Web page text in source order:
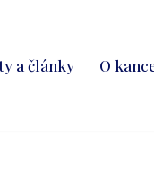
a články O